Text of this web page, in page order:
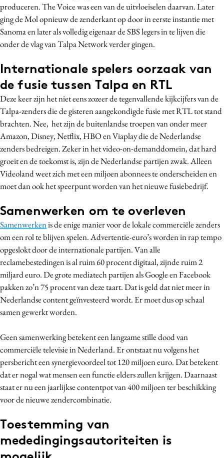
Martech
Media
Merkstrategie
PR
Programmatic
Purpose Marketing
Reputatie & crisis
produceren. The Voice was een van de uitvloeiselen daarvan. Later
ging de Mol opnieuw de zenderkant op door in eerste instantie met
Sanoma en later als volledig eigenaar de SBS legers in te lijven die
onder de vlag van Talpa Network verder gingen.
Internationale spelers oorzaak van
de fusie tussen Talpa en RTL
Deze keer zijn het niet eens zozeer de tegenvallende kijkcijfers van de
Talpa-zenders die de gisteren aangekondigde fusie met RTL tot stand
brachten. Nee, het zijn de buitenlandse troepen van onder meer
Amazon, Disney, Netflix, HBO en Viaplay die de Nederlandse
zenders bedreigen. Zeker in het video-on-demanddomein, dat hard
groeit en de toekomst is, zijn de Nederlandse partijen zwak. Alleen
Videoland weet zich met een miljoen abonnees te onderscheiden en
moet dan ook het speerpunt worden van het nieuwe fusiebedrijf.
Samenwerken om te overleven
Samenwerkenis de enige manier voor de lokale commerciële zenders
om een rol te blijven spelen. Advertentie-euro’s worden in rap tempo
opgeslokt door de internationale partijen. Van alle
reclamebestedingen is al ruim 60 procent digitaal, zijnde ruim 2
miljard euro. De grote mediatech partijen als Google en Facebook
pakken zo’n 75 procent van deze taart. Dat is geld dat niet meer in
Nederlandse content geïnvesteerd wordt. Er moet dus op schaal
samen gewerkt worden.
Geen samenwerking betekent een langzame stille dood van
commerciële televisie in Nederland. Er ontstaat nu volgens het
persbericht een synergievoordeel tot 120 miljoen euro. Dat betekent
dat er nogal wat mensen een functie elders zullen krijgen. Daarnaast
staat er nu een jaarlijkse contentpot van 400 miljoen ter beschikking
voor de nieuwe zendercombinatie.
Toestemming van
mededingingsautoriteiten is